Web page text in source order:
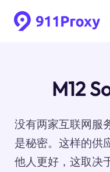
M12
没有两家互联网服
是秘密。这样的供
他人更好，这取决